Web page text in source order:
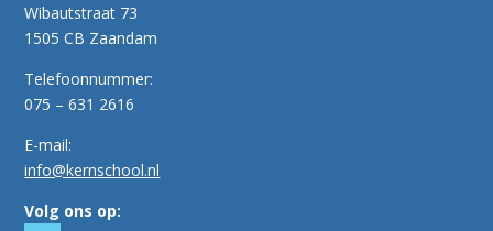
Wibautstraat 73
1505 CB Zaandam
Telefoonnummer:
075 – 631 2616
E-mail:
info@kernschool.nl
Volg ons op: